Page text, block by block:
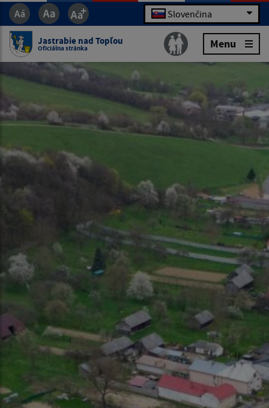
Slovenčina
Jastrabie nad Topľou
Oficiálna stránka Menu